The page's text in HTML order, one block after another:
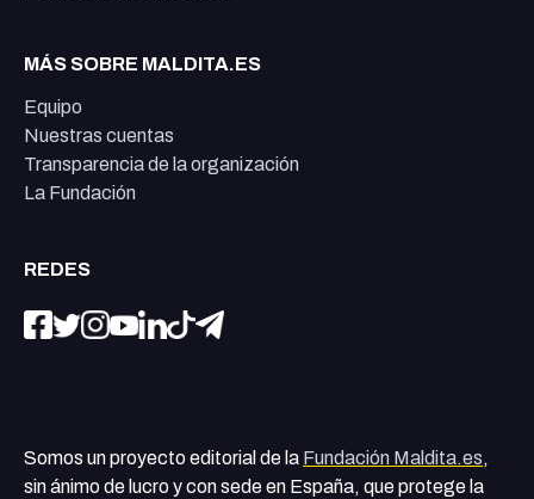
MÁS SOBRE MALDITA.ES
Equipo
Nuestras cuentas
Transparencia de la organización
La Fundación
REDES
Somos un proyecto editorial de la Fundación Maldita.es,
sin ánimo de lucro y con sede en España, que protege la